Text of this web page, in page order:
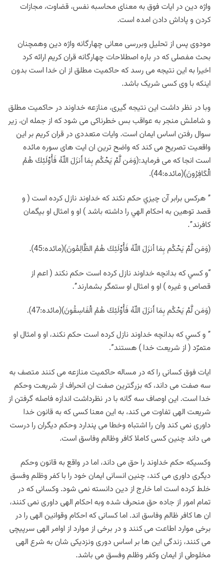
واژه دین در ایات فوق به معنای محاسبه نفس، قضاوت، مجازات
کردن و پاداش دادن امده است.
مودوی پس از تحلیل وبررسی معانی چهارگانه واژه دین وهمچنان
بحث مفصلی که در باره اصطلاحات چهارگانه قران کریم ارائه کرد
اخیرا به این نتیجه می رسد که حاکمیت مطلق از ان خدا است بدون
اینکه با وی کسی شریک باشد.
وبا در نظر داشت این نتیجه گیری، منازعه خداوند در حاکمیت مطلق
و شاملش منجر به عواقب بس خطرناکی می شود که از جمله ان، زیر
سوال رفتن اساس ایمان است. وایات متعددی در قران کریم بر این
واقعیت تصریح می کند که واضح ترین ان ایت های سوره مائده
است انجا که می فرماید:(وَمَن لَّمْ يَحْكُم بِمَا أَنزَلَ اللّهُ فَأُوْلَئِكَ هُمُ
الْكَافِرُونَ)(مائده:44).
” هركس برابر آن چيزي حكم نكند كه خداوند نازل كرده است ( و
قصد توهين به احكام الهي را داشته باشد ) او و امثال او بيگمان
كافرند”.
(وَمَن لَّمْ يَحْكُم بِمَا أنزَلَ اللّهُ فَأُوْلَئِكَ هُمُ الظَّالِمُونَ)(مائده:45).
“و كسي كه بدانچه خداوند نازل كرده است حكم نكند ( اعم از
قصاص و غيره ) او و امثال او ستمگر بشمارند”.
(وَمَن لَّمْ يَحْكُم بِمَا أَنزَلَ اللّهُ فَأُوْلَئِكَ هُمُ الْفَاسِقُونَ)(مائده:47).
” و كسي كه بدانچه خداوند نازل كرده است حكم نكند، او و امثال او
متمرّد ( از شريعت خدا ) هستند”.
ایات فوق کسانی را که در مساله حاکمیت منازعه می کنند متصف به
سه صفت می داند، که بزرگترین صفت ان انحراف از شریعت وحکم
خدا است. این اوصاف سه گانه با در نظرداشت اندازه فاصله گرفتن از
شریعت الهی تفاوت می کند، به این معنا کسی که به قانون خدا
داوری نمی کند وان را اشتباه وخطا می پندارد وحکم دیگران را درست
می داند چنین کسی کاملا کافر وظالم وفاسق است.
وکسیکه حکم خداوند را حق می داند، اما در واقع به قانون وحکم
دیگری داوری می کند، چنین انسانی ایمان خود را با کفر وظلم وفسق
خلط کرده است اما خارج از دین دانسته نمی شود. وکسانی که در
تمام امور از جاده حق منحرف شده وبه احکام الهی داوری نمی کنند،
ان ها کافر ظالم وفاسق اند. اما کسانی که احکام وقوانین الهی را در
برخی موارد اطاعت می کنند و در برخی از موارد از اوامر الهی سرپیچی
می کنند، زندگی این ها بر اساس دوری ونزدیکی شان به شرع الهی
مخلوطی از ایمان وکفر وظلم وفسق می باشد.